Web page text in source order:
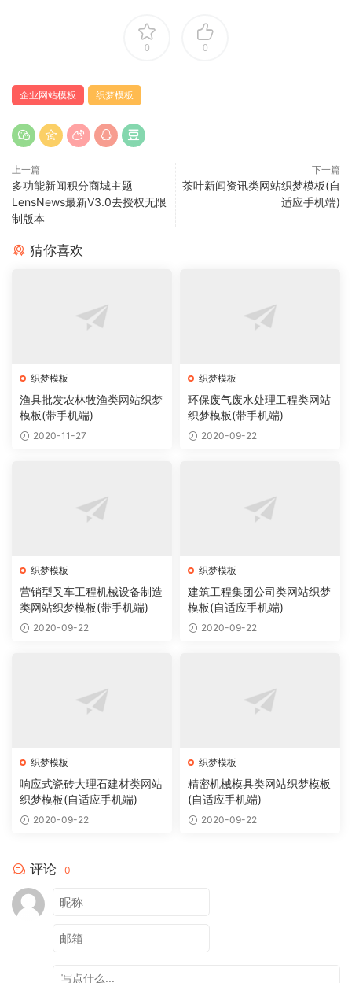
0 0
企业网站模板 织梦模板
上一篇
多功能新闻积分商城主题
LensNews最新V3.0去授权无限
制版本
下一篇
茶叶新闻资讯类网站织梦模板(自
适应手机端)
猜你喜欢
织梦模板
渔具批发农林牧渔类网站织梦
模板(带手机端)
2020-11-27
织梦模板
环保废气废水处理工程类网站
织梦模板(带手机端)
2020-09-22
织梦模板
营销型叉车工程机械设备制造
类网站织梦模板(带手机端)
2020-09-22
织梦模板
建筑工程集团公司类网站织梦
模板(自适应手机端)
2020-09-22
织梦模板
响应式瓷砖大理石建材类网站
织梦模板(自适应手机端)
2020-09-22
织梦模板
精密机械模具类网站织梦模板
(自适应手机端)
2020-09-22
评论 0